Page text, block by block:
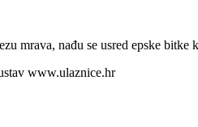
mrava, nađu se usred epske
www.ulaznice.hr